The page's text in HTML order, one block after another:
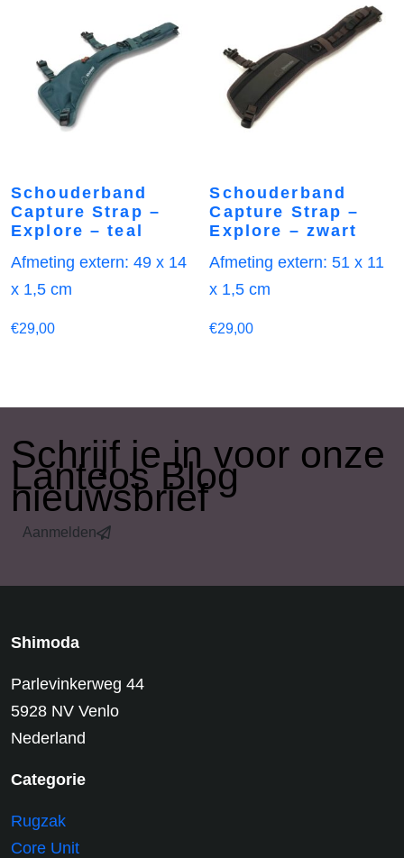
Schouderband
Capture Strap –
Explore – teal
Afmeting extern: 49 x 14
x 1,5 cm
€29,00
Schouderband
Capture Strap –
Explore – zwart
Afmeting extern: 51 x 11
x 1,5 cm
€29,00
​Schrijf je in voor onze
Lanteos Blog
nieuwsbrief
Aanmelden
Shimoda
Parlevinkerweg 44
5928 NV Venlo
Nederland
Categorie
Rugzak
Core Unit